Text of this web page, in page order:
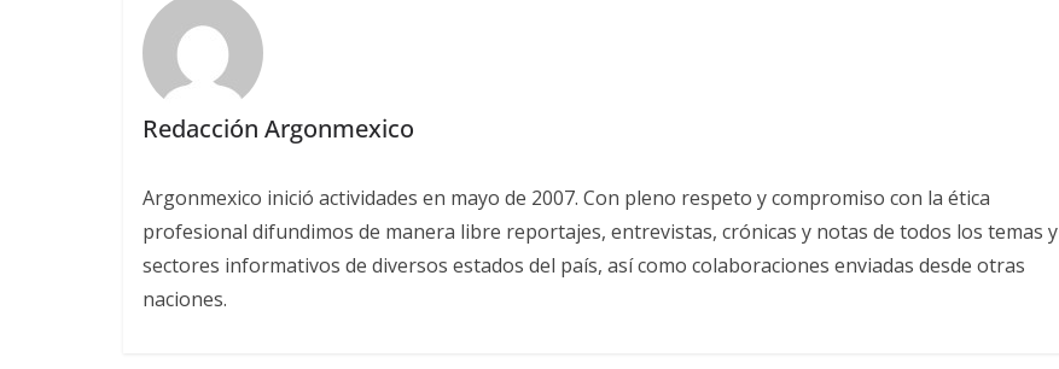
Redacción Argonmexico
Argonmexico inició actividades en mayo de 2007. Con pleno respeto y compromiso con la ética
profesional difundimos de manera libre reportajes, entrevistas, crónicas y notas de todos los temas y
sectores informativos de diversos estados del país, así como colaboraciones enviadas desde otras
naciones.